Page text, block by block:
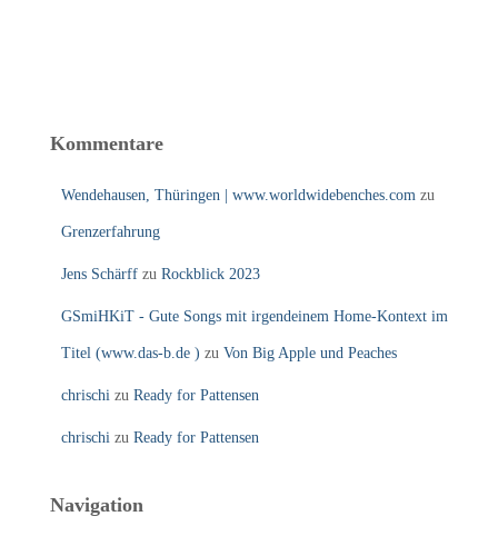
Kommentare
Wendehausen, Thüringen | www.worldwidebenches.com zu
Grenzerfahrung
Jens Schärff zu Rockblick 2023
GSmiHKiT - Gute Songs mit irgendeinem Home-Kontext im
Titel (www.das-b.de ) zu Von Big Apple und Peaches
chrischi zu Ready for Pattensen
chrischi zu Ready for Pattensen
Navigation